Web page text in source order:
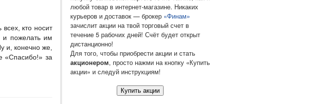
кто носит
и пожелать им
и, конечно же,
«Спасибо!» за
любой товар в интернет-магазине. Никаких
курьеров и доставок — брокер «Финам»
зачислит акции на твой торговый счет в
течение 5 рабочих дней! Счёт будет открыт
дистанционно!
Для того, чтобы приобрести акции и стать
акционером, просто нажми на кнопку «Купить
акции» и следуй инструкциям!
Купить акции